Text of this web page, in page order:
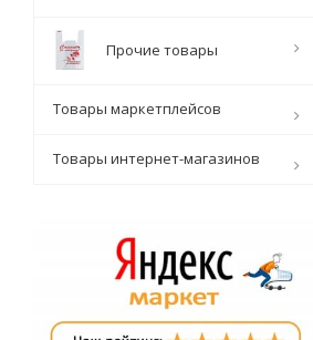
Прочие товары
Товары маркетплейсов
Товары интернет-магазинов